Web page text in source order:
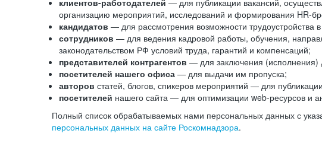
клиентов-работодателей — для публикации вакансий,
организацию мероприятий, исследований и формирования HR-
кандидатов — для рассмотрения возможности
сотрудников — для ведения кадровой работы, обучения,
законодательством РФ условий труда, гарантий и компенсаций;
представителей контрагентов — для заключения (исполнения)
посетителей нашего офиса — для выдачи им пропуска;
авторов статей, блогов, спикеров мероприятий — для
посетителей нашего сайта — для оптимизации web-ресурсов и
Полный список обрабатываемых нами персональных данных с
персональных данных на сайте Роскомнадзора.